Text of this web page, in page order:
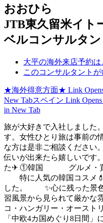
おおひら
JTB東久留米イト
ベルコンサルタン
大平の海外来店予約は
このコンサルタント
★海外得意方面★ Link
New Tabスペイン Link
in New Tab
旅が大好きで入社しました
す。女性ひとり旅は事前の
な方は是非ご相談ください
伝いが出来たら嬉しいです
た✈ ①韓国 グルメ・買い
特に人気の韓国コスメ
した。 ✨心に残った景
習風景から見られて厳かな
コ・ハンガリー・オース
「中欧4カ国めぐり8日間